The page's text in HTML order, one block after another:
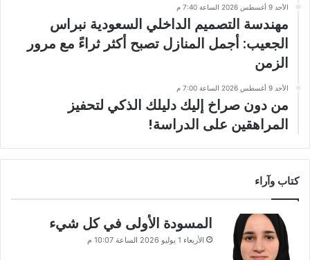
الأحد 9 أغسطس 2026 الساعة 7:40 م
مهندسة التصميم الداخلي السعودية نبراس
الجعيب: أجمل المنازل تصبح أكثر ثراءً مع مرور
الزمن
الأحد 9 أغسطس 2026 الساعة 7:00 م
من دون صراخ إليك دليلك الذكي لتحفيز
المراهقين على الدراسة!
كتاب وآراء
المسودة الأولى في كل شيء
الأربعاء 1 يوليو 2026 الساعة 10:07 م